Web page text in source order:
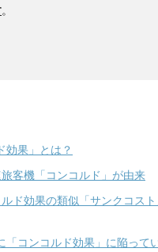
。
効果」とは？
客機「コンコルド」が由来
ルド効果の類似「サンクコス
「コンコルド効果」に陥って